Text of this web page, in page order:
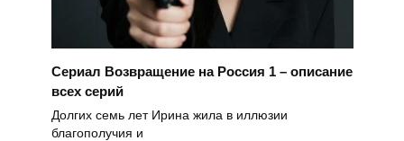
Сериал Возвращение на Россия 1 – описание
всех серий
Долгих семь лет Ирина жила в иллюзии
благополучия и